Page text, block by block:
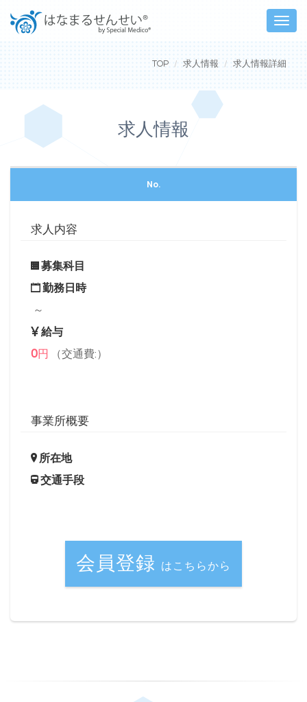
Toggle
TOP 求人情報 求人情報詳細
求人情報
No.
求人内容
募集科目
勤務日時
～
給与
0円 （交通費:）
事業所概要
所在地
交通手段
会員登録 はこちらから